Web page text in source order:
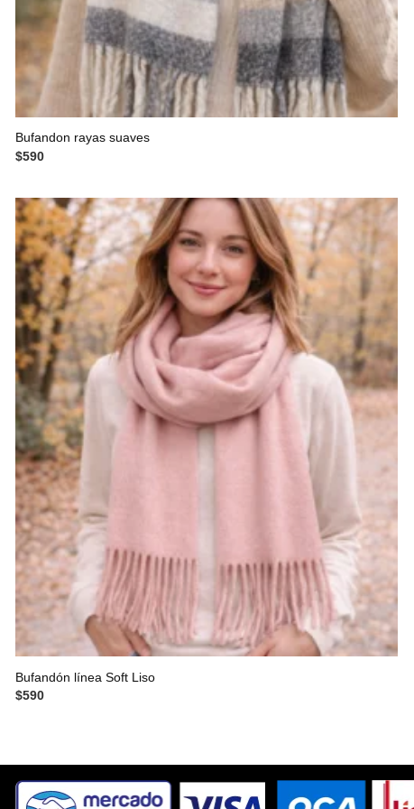
Bufandon rayas suaves
$590
Bufandón línea Soft Liso
$590